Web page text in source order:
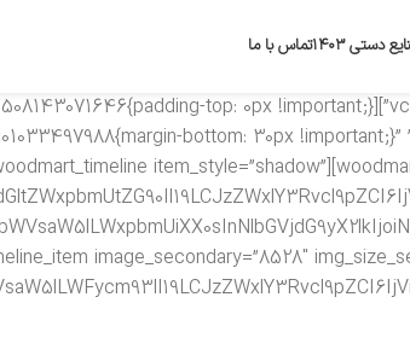
دستی ۱۴۰۳ تماس با ما
bottom: 30px !important;}”
woodmart_empty_space=”” title_width=”100″][woodmart_timeline item_style=”shadow”